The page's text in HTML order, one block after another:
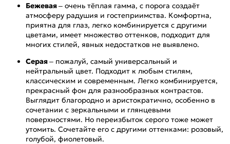
Бежевая– очень тёплая гамма, с порога создаёт
атмосферу радушия и гостеприимства. Комфортна,
приятна для глаз, легко комбинируется с другими
цветами, имеет множество оттенков, подходит для
многих стилей, явных недостатков не выявлено.
Серая– пожалуй, самый универсальный и
нейтральный цвет. Подходит к любым стилям,
классическим и современным. Легко комбинируется,
прекрасный фон для разнообразных контрастов.
Выглядит благородно и аристократично, особенно в
сочетании с зеркальными и глянцевыми
поверхностями. Но переизбыток серого тоже может
утомить. Сочетайте его с другими оттенками: розовый,
голубой, фиолетовый.